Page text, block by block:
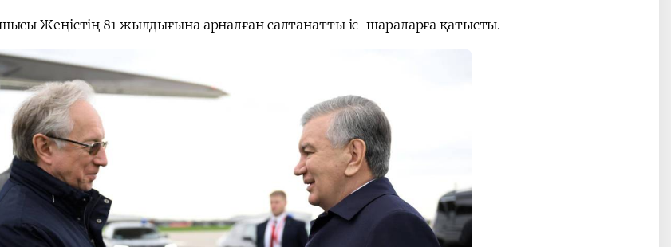
Жеңістің 81 жылдығына арналған салтанатты іс-шараларға қатысты.